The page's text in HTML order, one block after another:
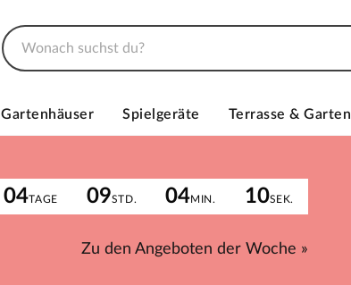
Gartenhäuser Spielgeräte Terrasse & Garten
04TAGE 09STD. 04MIN. 10SEK.
Zu den Angeboten der Woche »